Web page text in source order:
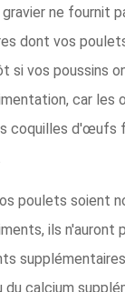
ne fournit
dont vos
si vos poussins
car les
coquilles d'œufs
poulets soient
ils n'auront
calcium